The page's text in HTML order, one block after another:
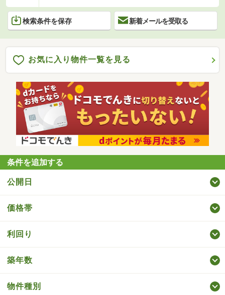
検索条件を保存 新着メールを受取る
お気に入り物件一覧を見る
条件を追加する
公開日
価格帯
利回り
築年数
物件種別